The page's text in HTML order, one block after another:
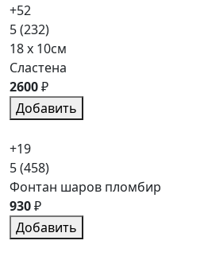
+52
5(232)
18 x 10см
Сластена
2600₽
Добавить
+19
5(458)
Фонтан шаров пломбир
930₽
Добавить